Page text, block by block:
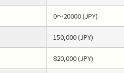
0～20000 (JPY)
150,000 (JPY)
820,000 (JPY)